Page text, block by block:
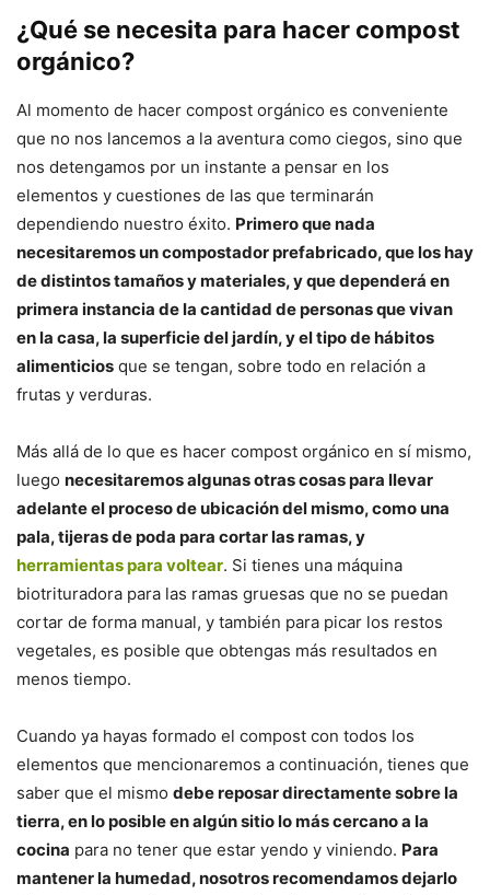
¿Qué se necesita para hacer compost
orgánico?
Al momento de hacer compost orgánico es conveniente
que no nos lancemos a la aventura como ciegos, sino que
nos detengamos por un instante a pensar en los
elementos y cuestiones de las que terminarán
dependiendo nuestro éxito. Primero que nada
necesitaremos un compostador prefabricado, que los hay
de distintos tamaños y materiales, y que dependerá en
primera instancia de la cantidad de personas que vivan
en la casa, la superficie del jardín, y el tipo de hábitos
alimenticios que se tengan, sobre todo en relación a
frutas y verduras.
Más allá de lo que es hacer compost orgánico en sí mismo,
luego necesitaremos algunas otras cosas para llevar
adelante el proceso de ubicación del mismo, como una
pala, tijeras de poda para cortar las ramas, y
herramientas para voltear. Si tienes una máquina
biotrituradora para las ramas gruesas que no se puedan
cortar de forma manual, y también para picar los restos
vegetales, es posible que obtengas más resultados en
menos tiempo.
Cuando ya hayas formado el compost con todos los
elementos que mencionaremos a continuación, tienes que
saber que el mismo debe reposar directamente sobre la
tierra, en lo posible en algún sitio lo más cercano a la
cocina para no tener que estar yendo y viniendo. Para
mantener la humedad, nosotros recomendamos dejarlo